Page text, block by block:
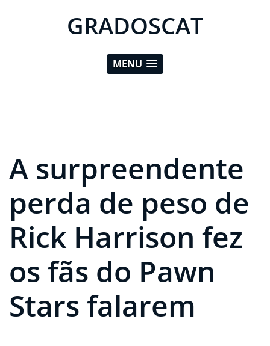
GRADOSCAT
MENU
A surpreendente
perda de peso de
Rick Harrison fez
os fãs do Pawn
Stars falarem